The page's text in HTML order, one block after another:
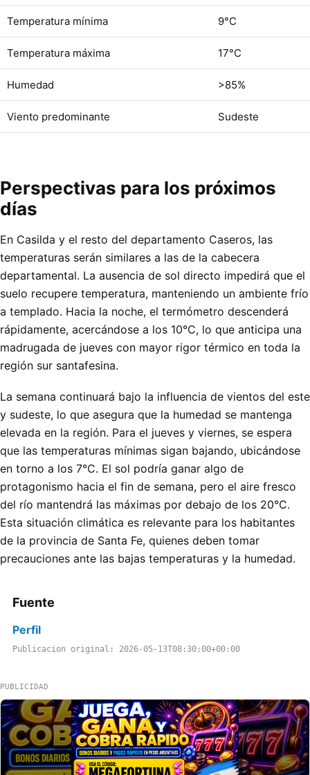
Temperatura mínima 9°C
Temperatura máxima 17°C
Humedad >85%
Viento predominante Sudeste
Perspectivas para los próximos
días
En Casilda y el resto del departamento Caseros, las
temperaturas serán similares a las de la cabecera
departamental. La ausencia de sol directo impedirá que el
suelo recupere temperatura, manteniendo un ambiente frío
a templado. Hacia la noche, el termómetro descenderá
rápidamente, acercándose a los 10°C, lo que anticipa una
madrugada de jueves con mayor rigor térmico en toda la
región sur santafesina.
La semana continuará bajo la influencia de vientos del este
y sudeste, lo que asegura que la humedad se mantenga
elevada en la región. Para el jueves y viernes, se espera
que las temperaturas mínimas sigan bajando, ubicándose
en torno a los 7°C. El sol podría ganar algo de
protagonismo hacia el fin de semana, pero el aire fresco
del río mantendrá las máximas por debajo de los 20°C.
Esta situación climática es relevante para los habitantes
de la provincia de Santa Fe, quienes deben tomar
precauciones ante las bajas temperaturas y la humedad.
Fuente
Perfil
Publicacion original: 2026-05-13T08:30:00+00:00
PUBLICIDAD